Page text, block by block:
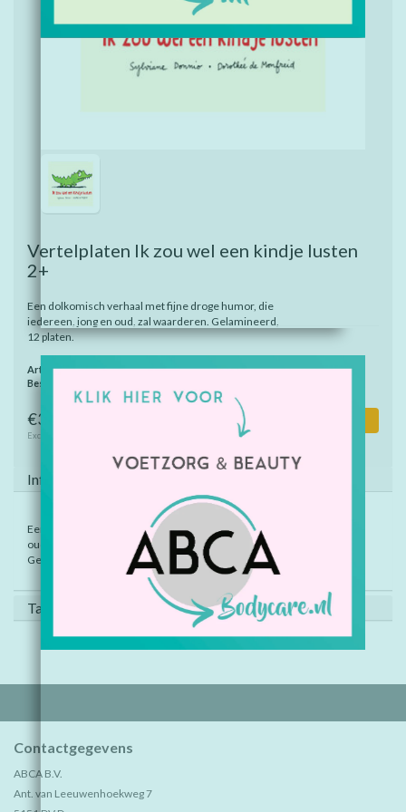
Vertelplaten Ik zou wel een kindje lusten
2+
Een dolkomisch verhaal met fijne droge humor, die
iedereen, jong en oud, zal waarderen. Gelamineerd,
12 platen.
Artikelnummer:
48012
Beschikbaarheid:
€30,25
Excl. btw
Toevoegen aan winkelwagen
Informatie
Een dolkomisch verhaal met fijne droge humor, die iedereen, jong en
oud, zal waarderen. Gelamineerd, 12 platen.
Geschikt vanaf 2 jaar.
Tags (0)
Contactgegevens
ABCA B.V.
Ant. van Leeuwenhoekweg 7